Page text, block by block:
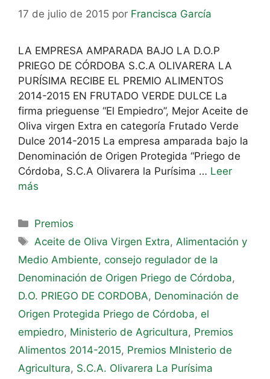
17 de julio de 2015 por Francisca García
LA EMPRESA AMPARADA BAJO LA D.O.P
PRIEGO DE CÓRDOBA S.C.A OLIVARERA LA
PURÍSIMA RECIBE EL PREMIO ALIMENTOS
2014-2015 EN FRUTADO VERDE DULCE La
firma prieguense “El Empiedro”, Mejor Aceite de
Oliva virgen Extra en categoría Frutado Verde
Dulce 2014-2015 La empresa amparada bajo la
Denominación de Origen Protegida “Priego de
Córdoba, S.C.A Olivarera la Purísima … Leer
más
Premios
Aceite de Oliva Virgen Extra, Alimentación y
Medio Ambiente, consejo regulador de la
Denominación de Origen Priego de Córdoba,
D.O. PRIEGO DE CORDOBA, Denominación de
Origen Protegida Priego de Córdoba, el
empiedro, Ministerio de Agricultura, Premios
Alimentos 2014-2015, Premios MInisterio de
Agricultura, S.C.A. Olivarera La Purísima